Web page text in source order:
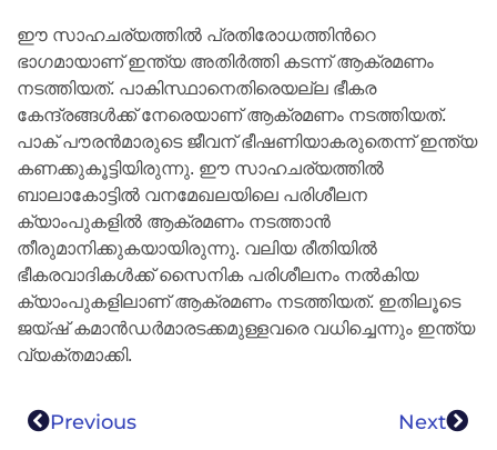
ഈ സാഹചര്യത്തിൽ പ്രതിരോധത്തിന്‍റെ
ഭാഗമായാണ് ഇന്ത്യ അതിർത്തി കടന്ന് ആക്രമണം
നടത്തിയത്. പാകിസ്ഥാനെതിരെയല്ല ഭീകര
കേന്ദ്രങ്ങൾക്ക് നേരെയാണ് ആക്രമണം നടത്തിയത്.
പാക് പൗരൻമാരുടെ ജീവന് ഭീഷണിയാകരുതെന്ന് ഇന്ത്യ
കണക്കുകൂട്ടിയിരുന്നു. ഈ സാഹചര്യത്തിൽ
ബാലാകോട്ടിൽ വനമേഖലയിലെ പരിശീലന
ക്യാംപുകളിൽ ആക്രമണം നടത്താൻ
തീരുമാനിക്കുകയായിരുന്നു. വലിയ രീതിയിൽ
ഭീകരവാദികൾക്ക് സൈനിക പരിശീലനം നൽകിയ
ക്യാംപുകളിലാണ് ആക്രമണം നടത്തിയത്. ഇതിലൂടെ
ജയ്ഷ് കമാൻഡർമാരടക്കമുള്ളവരെ വധിച്ചെന്നും ഇന്ത്യ
വ്യക്തമാക്കി.
Previous Next